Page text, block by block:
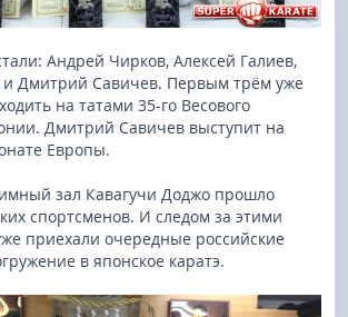
Андрей Чирков, Алексей Галиев,
и Дмитрий Савичев. Первым трём уже
на татами 35-го Весового
Дмитрий Савичев выступит на
Европы.
зал Кавагучи Доджо прошло
спортсменов. И следом за этими
приехали очередные российские
в японское каратэ.